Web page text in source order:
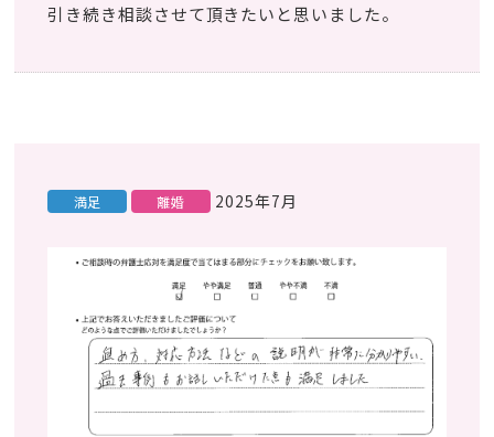
引き続き相談させて頂きたいと思いました。
満足 離婚 2025年7月